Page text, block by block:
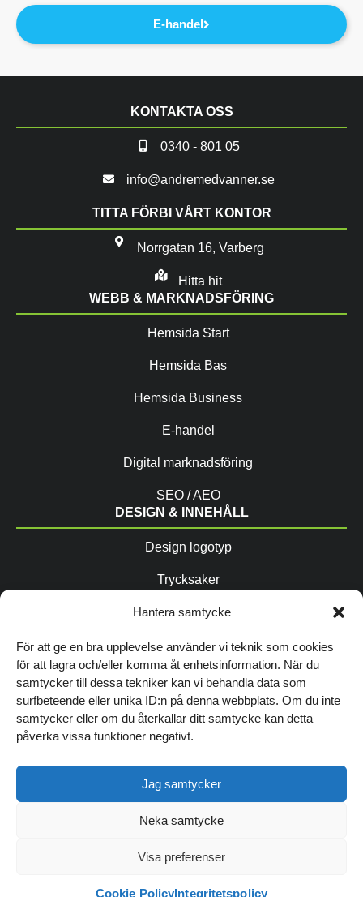
Hantera samtycke
För att ge en bra upplevelse använder vi teknik som cookies
för att lagra och/eller komma åt enhetsinformation. När du
samtycker till dessa tekniker kan vi behandla data som
surfbeteende eller unika ID:n på denna webbplats. Om du inte
samtycker eller om du återkallar ditt samtycke kan detta
påverka vissa funktioner negativt.
Jag samtycker
Neka samtycke
Visa preferenser
Cookie PolicyIntegritetspolicy
E-handel
KONTAKTA OSS
0340 - 801 05
info@andremedvanner.se
TITTA FÖRBI VÅRT KONTOR
Norrgatan 16, Varberg
Hitta hit
WEBB & MARKNADSFÖRING
Hemsida Start
Hemsida Bas
Hemsida Business
E-handel
Digital marknadsföring
SEO / AEO
DESIGN & INNEHÅLL
Design logotyp
Trycksaker
Copytexter / AIO
Fotografering
Grafisk profil
FÖLJ OSS
Cookies
Webbyrå Halmstad
Webbyrå Kungsbacka Webbyrå Göteborg
SENASTE NYTT
och höststädning
för din hemsida